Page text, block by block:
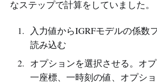
なステップで計算をしていました。
入力値からIGRFモデルの係数
読み込む
オプションを選択させる。オ
一座標、一時刻の値、オプシ